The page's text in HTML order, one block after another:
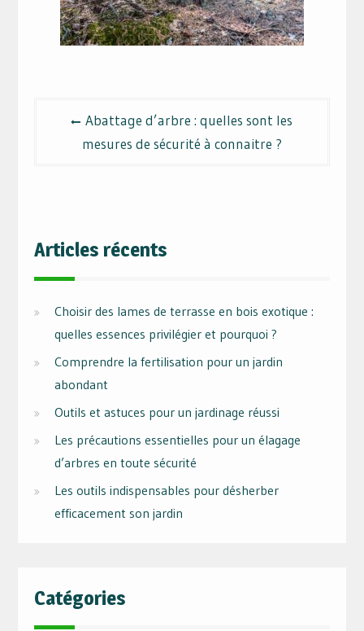
Abattage d’arbre : quelles sont les
mesures de sécurité à connaitre ?
Articles récents
Choisir des lames de terrasse en bois exotique :
quelles essences privilégier et pourquoi ?
Comprendre la fertilisation pour un jardin
abondant
Outils et astuces pour un jardinage réussi
Les précautions essentielles pour un élagage
d’arbres en toute sécurité
Les outils indispensables pour désherber
efficacement son jardin
Catégories